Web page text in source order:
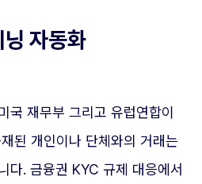
자동화
국 재무부 그리고 유럽연합이
된 개인이나 단체와의 거래는
다. 금융권 KYC 규제 대응에서